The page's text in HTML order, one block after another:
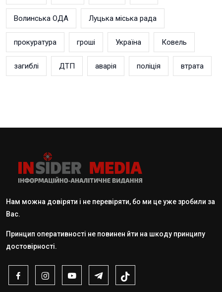
Волинська ОДА Луцька міська рада
прокуратура гроші Україна Ковель
загиблі ДТП аварія поліція втрата
Нам можна довіряти і не перевіряти, бо ми це уже зробили за
Вас.
Принцип оперативності не повинен йти на шкоду принципу
достовірності.